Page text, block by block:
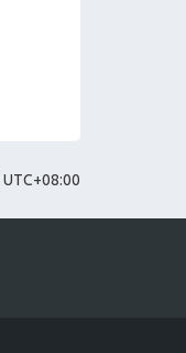
UTC+08:00